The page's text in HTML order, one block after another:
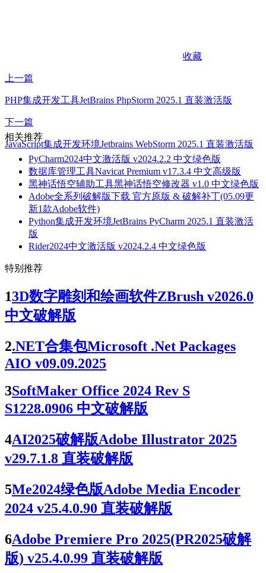
收藏
上一篇
PHP集成开发工具JetBrains PhpStorm 2025.1 直装激活版
下一篇
JavaScript集成开发环境Jetbrains WebStorm 2025.1 直装激活版
相关推荐
PyCharm2024中文激活版 v2024.2.2 中文绿色版
数据库管理工具Navicat Premium v17.3.4 中文高级版
黑神话悟空辅助工具黑神话悟空修改器 v1.0 中文绿色版
Adobe全系列破解版下载 官方原版 & 破解补丁(05.09更
新1款Adobe软件)
Python集成开发环境JetBrains PyCharm 2025.1 直装激活
版
Rider2024中文激活版 v2024.2.4 中文绿色版
特别推荐
13D数字雕刻和绘画软件ZBrush v2026.0
中文破解版
2.NET合集包Microsoft .Net Packages
AIO v09.09.2025
3SoftMaker Office 2024 Rev S
S1228.0906 中文破解版
4AI2025破解版Adobe Illustrator 2025
v29.7.1.8 直装破解版
5Me2024绿色版Adobe Media Encoder
2024 v25.4.0.90 直装破解版
6Adobe Premiere Pro 2025(PR2025破解
版) v25.4.0.99 直装破解版